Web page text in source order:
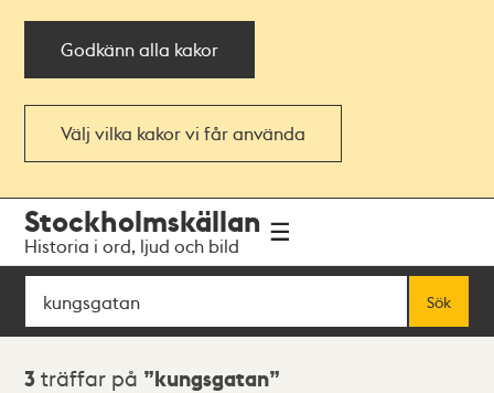
Godkänn alla kakor
Välj vilka kakor vi får använda
navigationen
huvudinnehållet
Stockholmskällan
Historia i ord, ljud och bild
Sök
Sök
Sökresultat
3 träffar på kungsgatan